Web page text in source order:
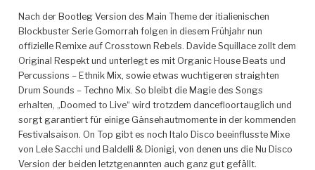
Nach der Bootleg Version des Main Theme der itialienischen
Blockbuster Serie Gomorrah folgen in diesem Frühjahr nun
offizielle Remixe auf Crosstown Rebels. Davide Squillace zollt dem
Original Respekt und unterlegt es mit Organic House Beats und
Percussions – Ethnik Mix, sowie etwas wuchtigeren straighten
Drum Sounds – Techno Mix. So bleibt die Magie des Songs
erhalten, „Doomed to Live“ wird trotzdem dancefloortauglich und
sorgt garantiert für einige Gänsehautmomente in der kommenden
Festivalsaison. On Top gibt es noch Italo Disco beeinflusste Mixe
von Lele Sacchi und Baldelli & Dionigi, von denen uns die Nu Disco
Version der beiden letztgenannten auch ganz gut gefällt.